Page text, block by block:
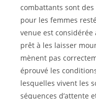
combattants sont
pour les femmes
venue est
prêt à les laisser
mènent pas
éprouvé les
lesquelles vivent les
séquences d’attente